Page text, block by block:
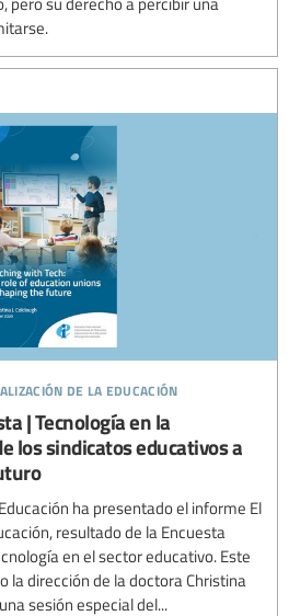
de la educación
| Tecnología en la
los sindicatos educativos a
ha presentado el informe El
resultado de la Encuesta
en el sector educativo. Este
la dirección de la doctora Christina
sesión especial del...